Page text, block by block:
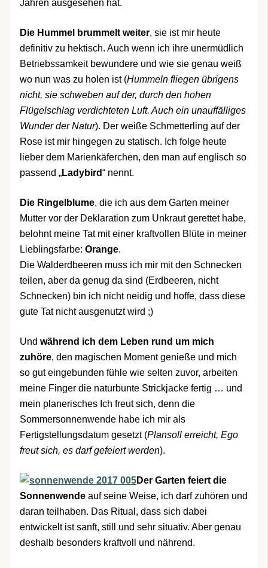
Jahren ausgesehen hat.
Die Hummel brummelt weiter, sie ist mir heute
definitiv zu hektisch. Auch wenn ich ihre unermüdlich
Betriebssamkeit bewundere und wie sie genau weiß
wo nun was zu holen ist (Hummeln fliegen übrigens
nicht, sie schweben auf der, durch den hohen
Flügelschlag verdichteten Luft. Auch ein unauffälliges
Wunder der Natur). Der weiße Schmetterling auf der
Rose ist mir hingegen zu statisch. Ich folge heute
lieber dem Marienkäferchen, den man auf englisch so
passend „Ladybird“ nennt.
Die Ringelblume, die ich aus dem Garten meiner
Mutter vor der Deklaration zum Unkraut gerettet habe,
belohnt meine Tat mit einer kraftvollen Blüte in meiner
Lieblingsfarbe: Orange.
Die Walderdbeeren muss ich mir mit den Schnecken
teilen, aber da genug da sind (Erdbeeren, nicht
Schnecken) bin ich nicht neidig und hoffe, dass diese
gute Tat nicht ausgenutzt wird ;)
Und während ich dem Leben rund um mich
zuhöre, den magischen Moment genieße und mich
so gut eingebunden fühle wie selten zuvor, arbeiten
meine Finger die naturbunte Strickjacke fertig … und
mein planerisches Ich freut sich, denn die
Sommersonnenwende habe ich mir als
Fertigstellungsdatum gesetzt (Plansoll erreicht, Ego
freut sich, es darf gefeiert werden).
Der Garten feiert die
Sonnenwendeauf seine Weise, ich darf zuhören und
daran teilhaben. Das Ritual, dass sich dabei
entwickelt ist sanft, still und sehr situativ. Aber genau
deshalb besonders kraftvoll und nährend.